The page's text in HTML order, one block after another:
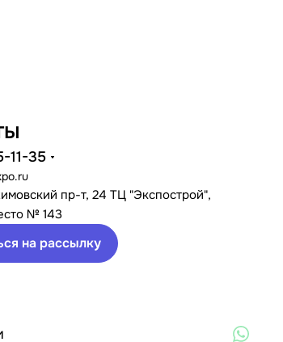
11-35
пр-т, 24 ТЦ "Экспострой",
№ 143
на рассылку